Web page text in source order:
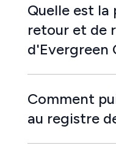
Quelle est
retour et de
d'Evergreen
Comment
au registre